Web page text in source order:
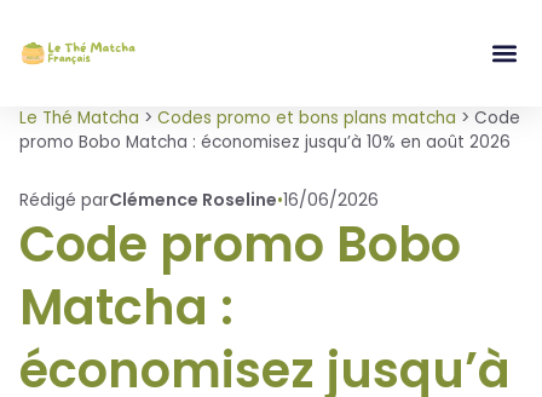
Le Thé Matcha > Codes promo et bons plans matcha > Code
promo Bobo Matcha : économisez jusqu’à 10% en août 2026
Rédigé parClémence Roseline•16/06/2026
Code promo Bobo
Matcha :
économisez jusqu’à